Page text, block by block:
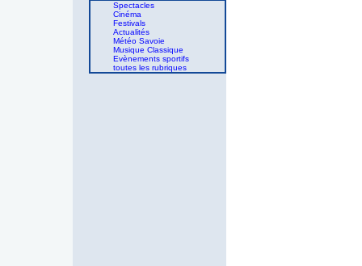
Spectacles
Cinéma
Festivals
Actualités
Météo Savoie
Musique Classique
Evènements sportifs
toutes les rubriques